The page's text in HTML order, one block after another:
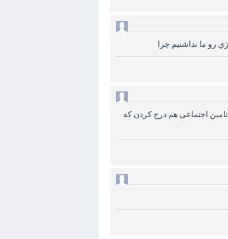
اجتماعی هم درج کردن که